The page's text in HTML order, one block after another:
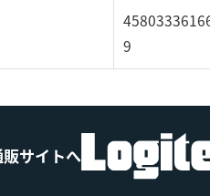
9
サイトへ